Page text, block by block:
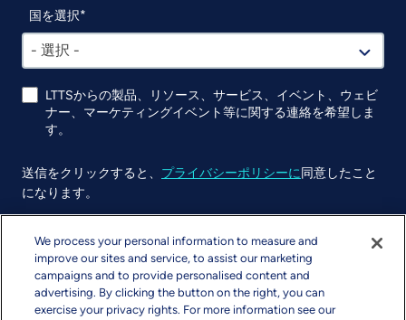
国を選択
- 選択 -
LTTSからの製品、リソース、サービス、イベント、ウェビ
ナー、マーケティングイベント等に関する連絡を希望しま
す。
送信をクリックすると、 プライバシーポリシーに同意したこと
になります。
We process your personal information to measure and
improve our sites and service, to assist our marketing
campaigns and to provide personalised content and
advertising. By clicking the button on the right, you can
exercise your privacy rights. For more information see our